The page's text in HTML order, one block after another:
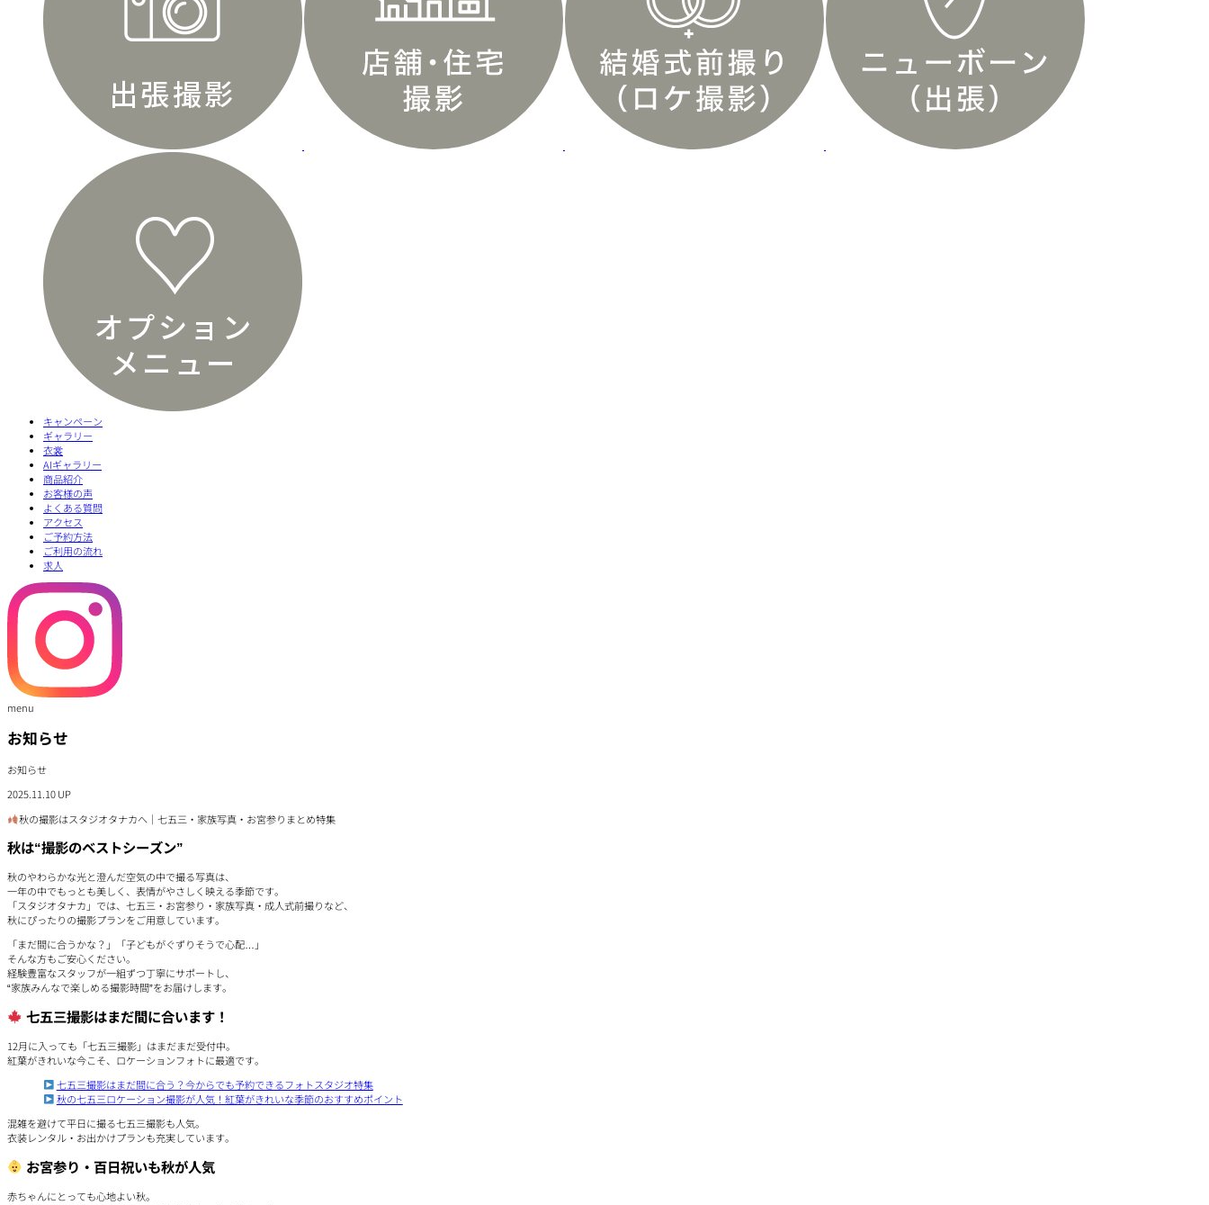
キャンペーン
ギャラリー
衣裳
AIギャラリー
商品紹介
お客様の声
よくある質問
アクセス
ご予約方法
ご利用の流れ
求人
menu
お知らせ
お知らせ
2025.11.10 UP
秋の撮影はスタジオタナカへ｜七五三・家族写真・お宮参りまとめ特集
秋は“撮影のベストシーズン”
秋のやわらかな光と澄んだ空気の中で撮る写真は、
一年の中でもっとも美しく、表情がやさしく映える季節です。
「スタジオタナカ」では、七五三・お宮参り・家族写真・成人式前撮りなど、
秋にぴったりの撮影プランをご用意しています。
「まだ間に合うかな？」「子どもがぐずりそうで心配…」
そんな方もご安心ください。
経験豊富なスタッフが一組ずつ丁寧にサポートし、
“家族みんなで楽しめる撮影時間”をお届けします。
七五三撮影はまだ間に合います！
12月に入っても「七五三撮影」はまだまだ受付中。
紅葉がきれいな今こそ、ロケーションフォトに最適です。
七五三撮影はまだ間に合う？今からでも予約できるフォトスタジオ特集
秋の七五三ロケーション撮影が人気！紅葉がきれいな季節のおすすめポイント
混雑を避けて平日に撮る七五三撮影も人気。
衣装レンタル・お出かけプランも充実しています。
お宮参り・百日祝いも秋が人気
赤ちゃんにとっても心地よい秋。